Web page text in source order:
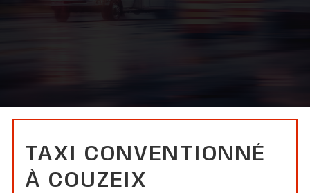
TAXI CONVENTIONNÉ
À COUZEIX